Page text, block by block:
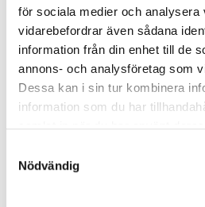
för sociala medier och analysera
vidarebefordrar även sådana
information från din enhet till de
annons- och analysföretag som
Dessa kan i sin tur kombinera
information som du har
Nödvändig